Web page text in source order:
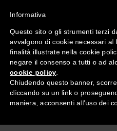
Tutte le categorie
Informativa
Questo sito o gli strumenti terzi
avvalgono di cookie necessari
finalità illustrate nella cookie
negare il consenso a tutti o ad
cookie policy
Chiudendo questo banner,
cliccando su un link o
maniera, acconsenti all’uso dei